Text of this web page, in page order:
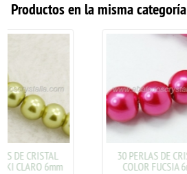
Productos en la misma categoría
30 PERLAS DE CRISTAL
COLOR FUCSIA 6mm